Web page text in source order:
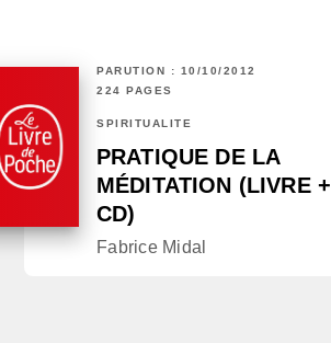
PARUTION : 10/10/2012
224 PAGES
SPIRITUALITÉ
PRATIQUE DE LA
MÉDITATION (LIVRE +
CD)
Fabrice Midal